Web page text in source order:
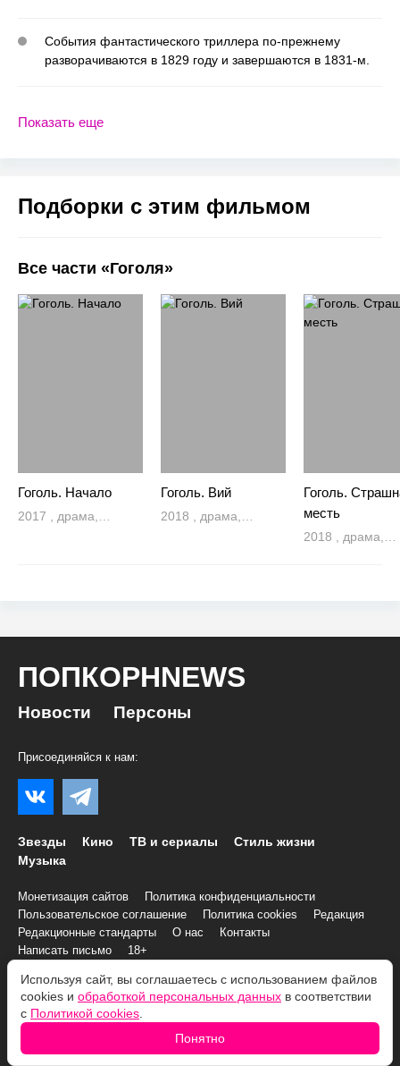
События фантастического триллера по-прежнему
разворачиваются в 1829 году и завершаются в 1831-м.
Показать еще
Подборки с этим фильмом
Все части «Гоголя»
Гоголь. Начало
2017 , драма,
Гоголь. Вий
2018 , драма,
Гоголь.
месть
2018 , драма,
ПОПКОРНNEWS
Новости Персоны
Присоединяйся к нам:
Звезды Кино ТВ и сериалы
Стиль жизни
Музыка
Монетизация сайтов
Политика конфиденциальности
Пользовательское соглашение
Политика cookies
Редакция
Редакционные стандарты
О нас
Контакты
Написать письмо
18+
© 2007–2026 Все права и материалы принадлежат
«ПОПКОРНNEWS»
При копировании информации необходимо соблюдать
Используя сайт, вы соглашаетесь с использованием файлов
cookies и обработкой персональных данных в соответствии
с Политикой cookies
Понятно